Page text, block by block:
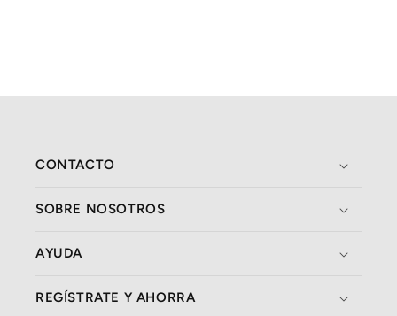
CONTACTO
SOBRE NOSOTROS
AYUDA
REGÍSTRATE Y AHORRA